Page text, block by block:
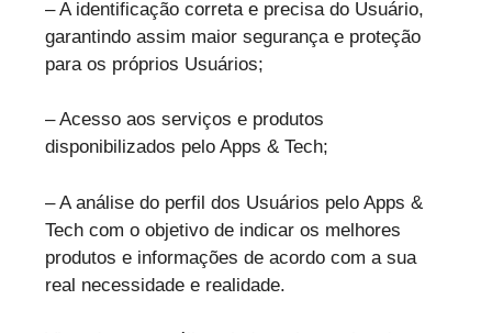
– A identificação correta e precisa do Usuário,
garantindo assim maior segurança e proteção
para os próprios Usuários;
– Acesso aos serviços e produtos
disponibilizados pelo Apps & Tech;
– A análise do perfil dos Usuários pelo Apps &
Tech com o objetivo de indicar os melhores
produtos e informações de acordo com a sua
real necessidade e realidade.